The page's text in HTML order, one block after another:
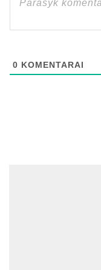
0 KOMENTARAI